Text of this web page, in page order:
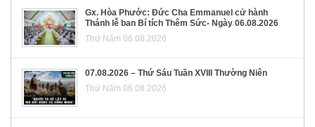
Gx. Hòa Phước: Đức Cha Emmanuel cử hành
Thánh lễ ban Bí tích Thêm Sức- Ngày 06.08.2026
Thứ Năm 06.08.2026
07.08.2026 – Thứ Sáu Tuần XVIII Thường Niên
Thứ Năm 06.08.2026